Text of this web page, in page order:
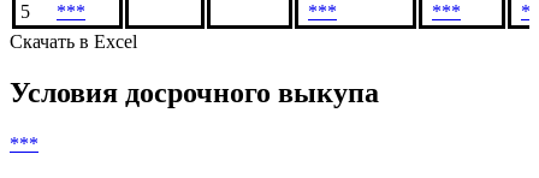
5
*** *** ***
Скачать в Excel
Условия досрочного выкупа
***